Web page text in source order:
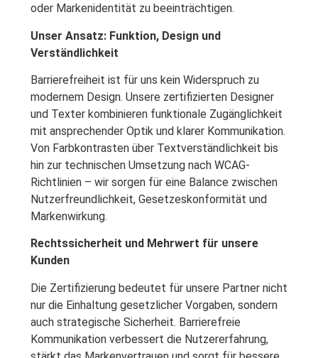
oder Markenidentität zu beeinträchtigen.
Unser Ansatz: Funktion, Design und
Verständlichkeit
Barrierefreiheit ist für uns kein Widerspruch zu
modernem Design. Unsere zertifizierten Designer
und Texter kombinieren funktionale Zugänglichkeit
mit ansprechender Optik und klarer Kommunikation.
Von Farbkontrasten über Textverständlichkeit bis
hin zur technischen Umsetzung nach WCAG-
Richtlinien – wir sorgen für eine Balance zwischen
Nutzerfreundlichkeit, Gesetzeskonformität und
Markenwirkung.
Rechtssicherheit und Mehrwert für unsere
Kunden
Die Zertifizierung bedeutet für unsere Partner nicht
nur die Einhaltung gesetzlicher Vorgaben, sondern
auch strategische Sicherheit. Barrierefreie
Kommunikation verbessert die Nutzererfahrung,